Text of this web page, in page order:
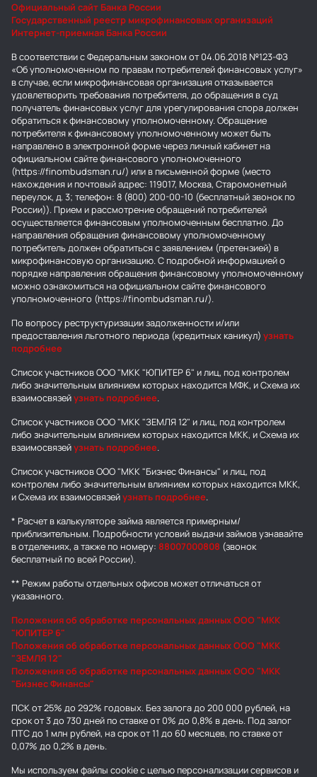
Официальный сайт Банка России
Государственный реестр микрофинансовых организаций
Интернет-приемная Банка России
В соответствии с Федеральным законом от 04.06.2018 №123-ФЗ
«Об уполномоченном по правам потребителей финансовых услуг»
в случае, если микрофинансовая организация отказывается
удовлетворить требования потребителя, до обращения в суд
получатель финансовых услуг для урегулирования спора должен
обратиться к финансовому уполномоченному. Обращение
потребителя к финансовому уполномоченному может быть
направлено в электронной форме через личный кабинет на
официальном сайте финансового уполномоченного
(https://finombudsman.ru/) или в письменной форме (место
нахождения и почтовый адрес: 119017, Москва, Старомонетный
переулок, д. 3; телефон: 8 (800) 200-00-10 (бесплатный звонок по
России)). Прием и рассмотрение обращений потребителей
осуществляется финансовым уполномоченным бесплатно. До
направления обращения финансовому уполномоченному
потребитель должен обратиться с заявлением (претензией) в
микрофинансовую организацию. С подробной информацией о
порядке направления обращения финансовому уполномоченному
можно ознакомиться на официальном сайте финансового
уполномоченного (https://finombudsman.ru/).
По вопросу реструктуризации задолженности и/или
предоставления льготного периода (кредитных каникул) узнать
подробнее
Список участников ООО "МКК "ЮПИТЕР 6" и лиц, под контролем
либо значительным влиянием которых находится МФК, и Схема их
взаимосвязейузнать подробнее.
Список участников ООО "МКК "ЗЕМЛЯ 12" и лиц, под контролем
либо значительным влиянием которых находится МКК, и Схема их
взаимосвязейузнать подробнее.
Список участников ООО "МКК "Бизнес Финансы" и лиц, под
контролем либо значительным влиянием которых находится МКК,
и Схема их взаимосвязейузнать подробнее.
* Расчет в калькуляторе займа является примерным/
приблизительным. Подробности условий выдачи займов узнавайте
в отделениях, а также по номеру: 88007000808 (звонок
бесплатный по всей России).
** Режим работы отдельных офисов может отличаться от
указанного.
Положения об обработке персональных данных ООО "МКК
"ЮПИТЕР 6"
Положения об обработке персональных данных ООО "МКК
"ЗЕМЛЯ 12"
Положения об обработке персональных данных ООО "МКК
"Бизнес Финансы"
ПСК от 25% до 292% годовых. Без залога до 200 000 рублей, на
срок от 3 до 730 дней по ставке от 0% до 0,8% в день. Под залог
ПТС до 1 млн рублей, на срок от 11 до 60 месяцев, по ставке от
0,07% до 0,2% в день.
Мы используем файлы cookieс целью персонализации сервисов и